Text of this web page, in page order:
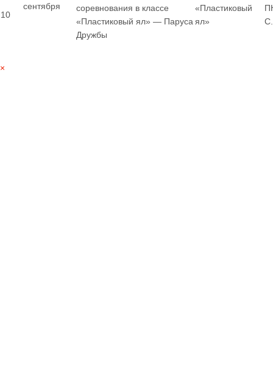
10
сентября
соревнования в классе
«Пластиковый ял» — Паруса
Дружбы
«Пластиковый
ял»
×